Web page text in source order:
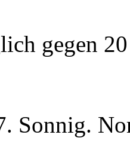
gegen
Sonnig.